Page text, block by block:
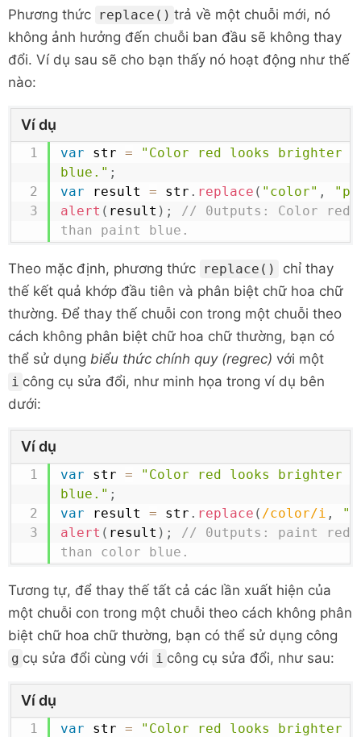
Phương thức replace() trả về một chuỗi mới, nó
không ảnh hưởng đến chuỗi ban đầu sẽ không thay
đổi. Ví dụ sau sẽ cho bạn thấy nó hoạt động như thế
nào:
Ví dụ
var str =
"Color red looks brighter
blue." ;
var result = str . replace ( "color" ,
alert ( result ) ;
// 0utputs: Color red
than paint blue.
Theo mặc định, phương thức replace()
chỉ thay
thế kết quả khớp đầu tiên và phân biệt chữ hoa chữ
thường. Để thay thế chuỗi con trong một chuỗi theo
cách không phân biệt chữ hoa chữ thường, bạn có
thể sử dụng biểu thức chính quy (regrec) với một
i công cụ sửa đổi, như minh họa trong ví dụ bên
dưới:
Ví dụ
var str =
"Color red looks brighter
blue." ;
var result = str . replace ( /color/i ,
alert ( result ) ;
// 0utputs: paint red
than color blue.
Tương tự, để thay thế tất cả các lần xuất hiện của
một chuỗi con trong một chuỗi theo cách không phân
biệt chữ hoa chữ thường, bạn có thể sử dụng công
g cụ sửa đổi cùng với i công cụ sửa đổi, như sau:
Ví dụ
var str =
"Color red looks brighter